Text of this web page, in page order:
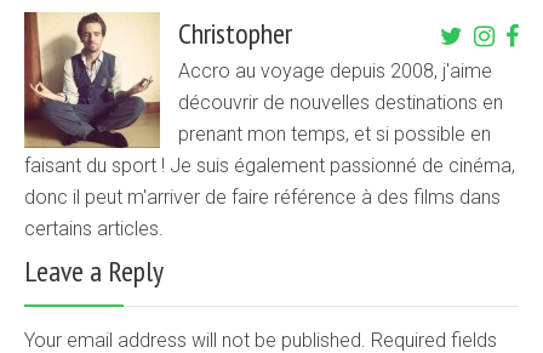
Christopher
Accro au voyage depuis 2008, j'aime
découvrir de nouvelles destinations en
prenant mon temps, et si possible en
faisant du sport ! Je suis également passionné de cinéma,
donc il peut m'arriver de faire référence à des films dans
certains articles.
Leave a Reply
Your email address will not be published. Required fields